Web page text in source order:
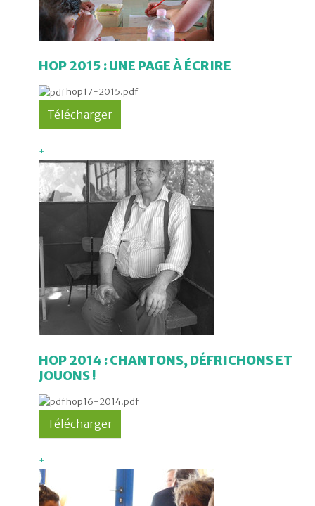
HOP 2015 : UNE PAGE À ÉCRIRE
hop17-2015.pdf
+
HOP 2014 : CHANTONS, DÉFRICHONS ET
JOUONS !
hop16-2014.pdf
+